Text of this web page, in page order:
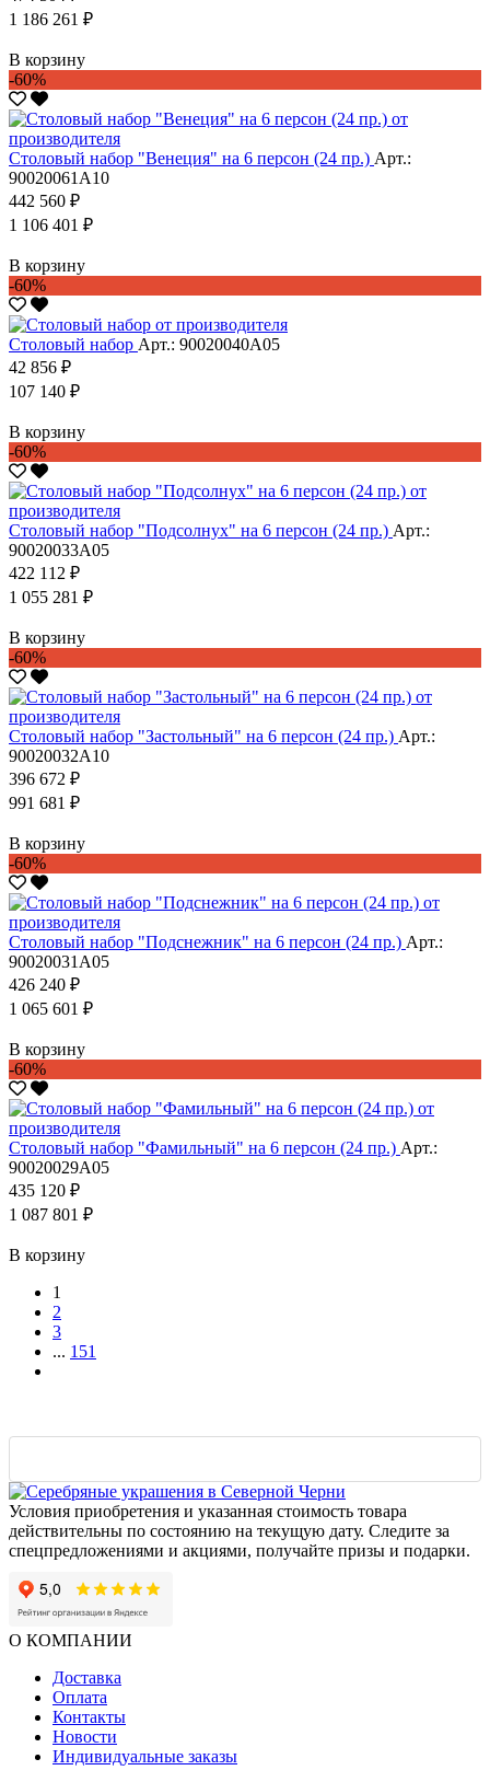
1 186 261 ₽
В корзину
-60%
Столовый набор "Венеция" на 6 персон (24 пр.) Арт.:
90020061А10
442 560 ₽
1 106 401 ₽
В корзину
-60%
Столовый набор Арт.: 90020040А05
42 856 ₽
107 140 ₽
В корзину
-60%
Столовый набор "Подсолнух" на 6 персон (24 пр.) Арт.:
90020033А05
422 112 ₽
1 055 281 ₽
В корзину
-60%
Столовый набор "Застольный" на 6 персон (24 пр.) Арт.:
90020032А10
396 672 ₽
991 681 ₽
В корзину
-60%
Столовый набор "Подснежник" на 6 персон (24 пр.) Арт.:
90020031А05
426 240 ₽
1 065 601 ₽
В корзину
-60%
Столовый набор "Фамильный" на 6 персон (24 пр.) Арт.:
90020029А05
435 120 ₽
1 087 801 ₽
В корзину
1
2
3
... 151
Условия приобретения и указанная стоимость товара
действительны по состоянию на текущую дату. Следите за
спецпредложениями и акциями, получайте призы и подарки.
О КОМПАНИИ
Доставка
Оплата
Контакты
Новости
Индивидуальные заказы